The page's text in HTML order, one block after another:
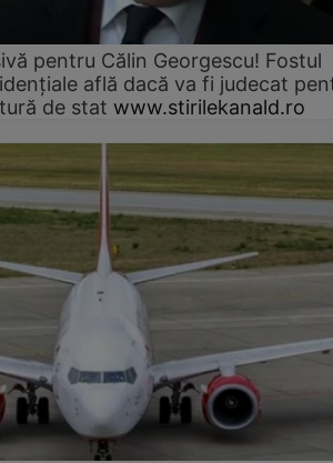
pentru Călin Georgescu! Fostul
află dacă va fi judecat
de stat www.stirilekanald.ro